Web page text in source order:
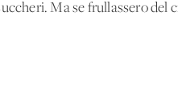
Ma se frullassero del